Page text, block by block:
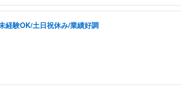
経験OK/土日祝休み/業績好調